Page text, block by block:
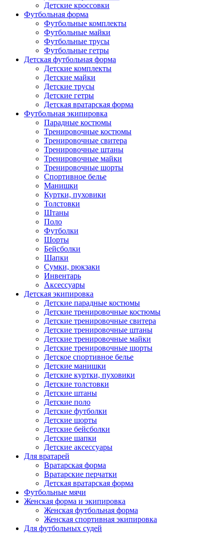
Детские кроссовки
Футбольная форма
Футбольные комплекты
Футбольные майки
Футбольные трусы
Футбольные гетры
Детская футбольная форма
Детские комплекты
Детские майки
Детские трусы
Детские гетры
Детская вратарская форма
Футбольная экипировка
Парадные костюмы
Тренировочные костюмы
Тренировочные свитера
Тренировочные штаны
Тренировочные майки
Тренировочные шорты
Спортивное белье
Манишки
Куртки, пуховики
Толстовки
Штаны
Поло
Футболки
Шорты
Бейсболки
Шапки
Сумки, рюкзаки
Инвентарь
Аксессуары
Детская экипировка
Детские парадные костюмы
Детские тренировочные костюмы
Детские тренировочные свитера
Детские тренировочные штаны
Детские тренировочные майки
Детские тренировочные шорты
Детское спортивное белье
Детские манишки
Детские куртки, пуховики
Детские толстовки
Детские штаны
Детские поло
Детские футболки
Детские шорты
Детские бейсболки
Детские шапки
Детские аксессуары
Для вратарей
Вратарская форма
Вратарские перчатки
Детская вратарская форма
Футбольные мячи
Женская форма и экипировка
Женская футбольная форма
Женская спортивная экипировка
Для футбольных судей